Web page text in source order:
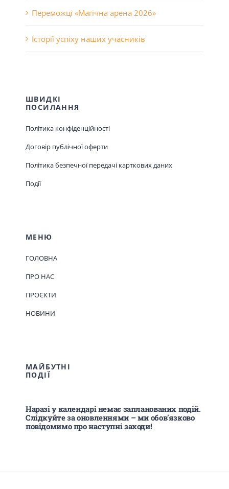
Переможці «Магічна арена 2026»
Історії успіху наших учасників
ШВИДКІ
ПОСИЛАННЯ
Політика конфіденційності
Договір публічної оферти
Політика безпечної передачі карткових даних
Події
МЕНЮ
ГОЛОВНА
ПРО НАС
ПРОЄКТИ
НОВИНИ
МАЙБУТНІ
ПОДІЇ
Наразі у календарі немає запланованих подій.
Слідкуйте за оновленнями – ми обов’язково
повідомимо про наступні заходи!